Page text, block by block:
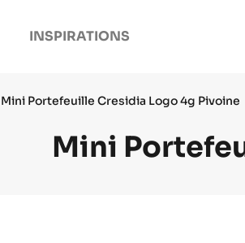
INSPIRATIONS
Mini Portefeuille Cresidia Logo 4g Pivoine
Mini